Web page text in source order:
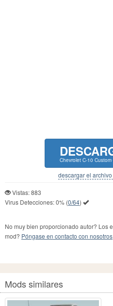
Chevrolet C-10 Custom
descargar el
Vistas: 883
Virus Detecciones:0% (0/64)
No muy bien proporcionado autor? Los
mod? Póngase en contacto con
Mods similares